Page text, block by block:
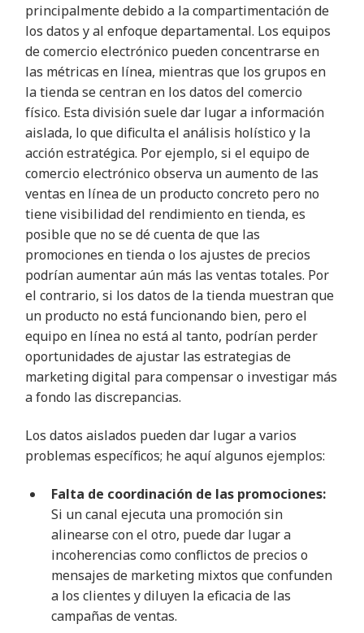
principalmente debido a la compartimentación de
los datos y al enfoque departamental. Los equipos
de comercio electrónico pueden concentrarse en
las métricas en línea, mientras que los grupos en
la tienda se centran en los datos del comercio
físico. Esta división suele dar lugar a información
aislada, lo que dificulta el análisis holístico y la
acción estratégica. Por ejemplo, si el equipo de
comercio electrónico observa un aumento de las
ventas en línea de un producto concreto pero no
tiene visibilidad del rendimiento en tienda, es
posible que no se dé cuenta de que las
promociones en tienda o los ajustes de precios
podrían aumentar aún más las ventas totales. Por
el contrario, si los datos de la tienda muestran que
un producto no está funcionando bien, pero el
equipo en línea no está al tanto, podrían perder
oportunidades de ajustar las estrategias de
marketing digital para compensar o investigar más
a fondo las discrepancias.
Los datos aislados pueden dar lugar a varios
problemas específicos; he aquí algunos ejemplos:
Falta de coordinación de las promociones:
Si un canal ejecuta una promoción sin
alinearse con el otro, puede dar lugar a
incoherencias como conflictos de precios o
mensajes de marketing mixtos que confunden
a los clientes y diluyen la eficacia de las
campañas de ventas.